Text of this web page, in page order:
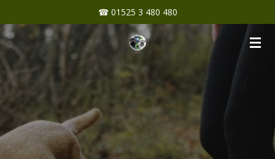
Hauptinhalt
springen
☎ 01525 3 480 480